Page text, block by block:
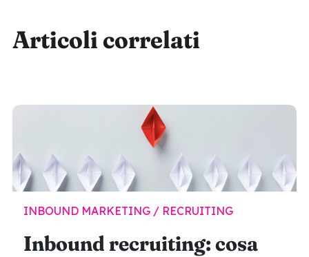
Articoli correlati
INBOUND MARKETING / RECRUITING
Inbound recruiting: cosa